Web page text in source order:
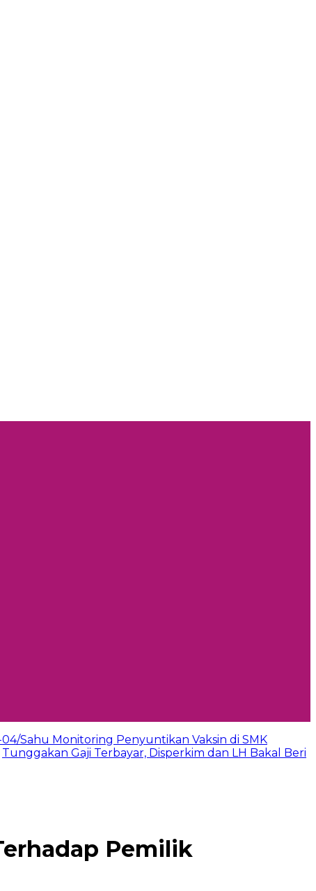
04/Sahu Monitoring Penyuntikan Vaksin di SMK
Tunggakan Gaji Terbayar, Disperkim dan LH Bakal Beri
Pemilik